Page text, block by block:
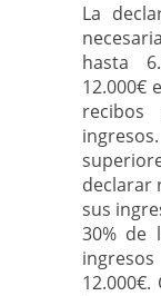
La
hasta
12.000€
declarar
sus
30% de